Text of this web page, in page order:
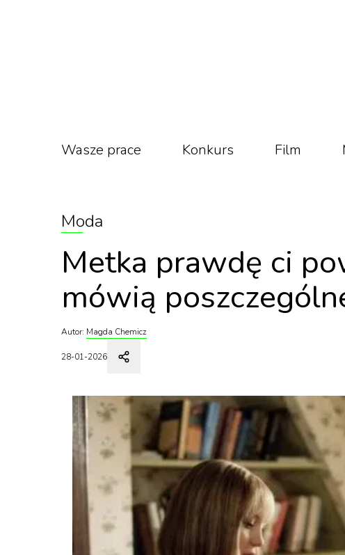
Wasze prace Konkurs Film
Moda
Metka prawdę ci
mówią
Autor: Magda Chemicz
28-01-2026